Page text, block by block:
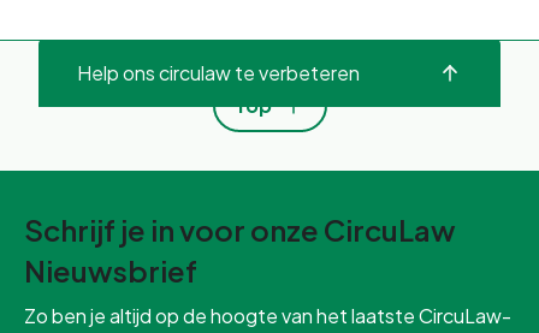
Help ons circulaw te verbeteren
Top
Schrijf je in voor onze CircuLaw
Nieuwsbrief
Zo ben je altijd op de hoogte van het laatste CircuLaw-